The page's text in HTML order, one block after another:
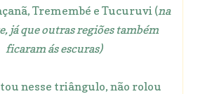
Tremembé e Tucuruvi (na
já que outras regiões também
ficaram ás escuras)
nesse triângulo, não rolou